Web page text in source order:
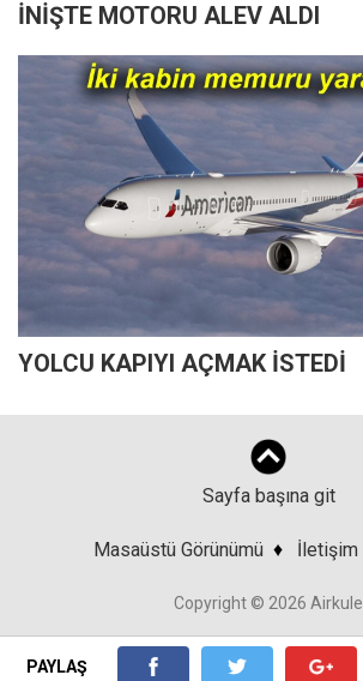
PAYLAŞ
İNİŞTE MOTORU ALEV ALDI
YOLCU KAPIYI AÇMAK İSTEDİ
Sayfa başına git
Masaüstü Görünümü ♦ İletişim
Copyright © 2026 Airkule